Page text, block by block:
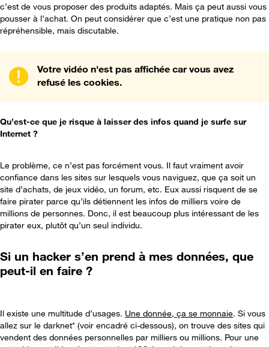
c’est de vous proposer des produits adaptés. Mais ça peut aussi vous
pousser à l’achat. On peut considérer que c’est une pratique non pas
répréhensible, mais discutable.
Votre vidéo n'est pas affichée car vous avez
refusé les cookies.
Qu’est-ce que je risque à laisser des infos quand je surfe sur
Internet ?
Le problème, ce n’est pas forcément vous. Il faut vraiment avoir
confiance dans les sites sur lesquels vous naviguez, que ça soit un
site d’achats, de jeux vidéo, un forum, etc. Eux aussi risquent de se
faire pirater parce qu’ils détiennent les infos de milliers voire de
millions de personnes. Donc, il est beaucoup plus intéressant de les
pirater eux, plutôt qu’un seul individu.
Si un hacker s’en prend à mes données, que
peut-il en faire ?
Il existe une multitude d’usages. Une donnée, ça se monnaie. Si vous
allez sur le darknet* (voir encadré ci-dessous), on trouve des sites qui
vendent des données personnelles par milliers ou millions. Pour une